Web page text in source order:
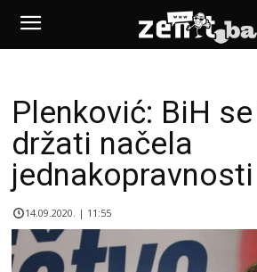
Plenković: BiH
držati načela
jednakopravnosti
14.09.2020. | 11:55